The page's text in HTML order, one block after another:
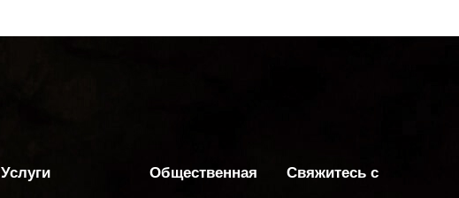
Услуги Общественная Свяжитесь с